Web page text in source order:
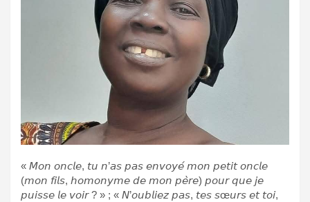
« 𝘔𝘰𝘯 𝘰𝘯𝘤𝘭𝘦, 𝘵𝘶 𝘯’𝘢𝘴 𝘱𝘢𝘴 𝘦𝘯𝘷𝘰𝘺𝘦́ 𝘮𝘰𝘯 𝘱𝘦𝘵𝘪𝘵 𝘰𝘯𝘤𝘭𝘦
(𝘮𝘰𝘯 𝘧𝘪𝘭𝘴, 𝘩𝘰𝘮𝘰𝘯𝘺𝘮𝘦 𝘥𝘦 𝘮𝘰𝘯 𝘱𝘦̀𝘳𝘦) 𝘱𝘰𝘶𝘳 𝘲𝘶𝘦 𝘫𝘦
𝘱𝘶𝘪𝘴𝘴𝘦 𝘭𝘦 𝘷𝘰𝘪𝘳 ? » ; « 𝘕’𝘰𝘶𝘣𝘭𝘪𝘦𝘻 𝘱𝘢𝘴, 𝘵𝘦𝘴 𝘴œ𝘶𝘳𝘴 𝘦𝘵 𝘵𝘰𝘪,